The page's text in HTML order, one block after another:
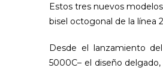
Estos tres nuevos
bisel octogonal de la línea
Desde el lanzamiento
5000C– el diseño